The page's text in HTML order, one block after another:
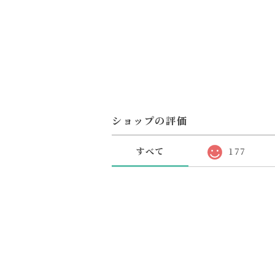
ショップの評価
すべて 177